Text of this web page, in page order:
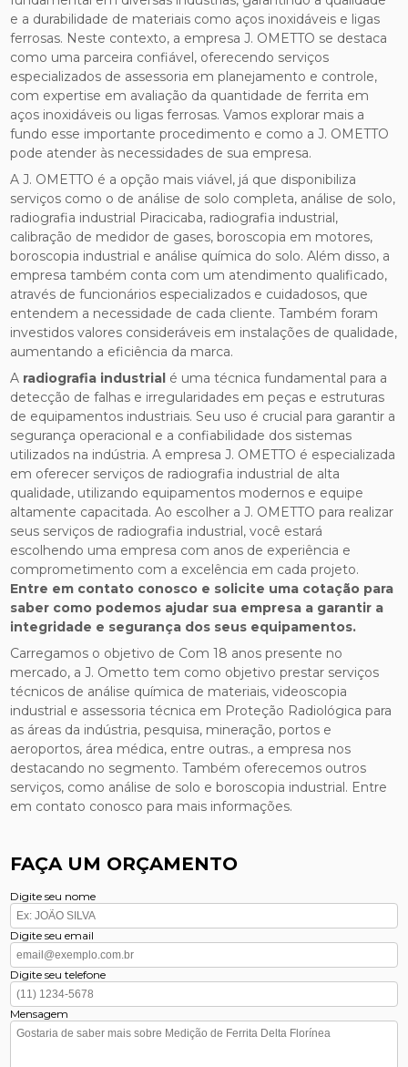
e a durabilidade de materiais como aços inoxidáveis e ligas
ferrosas. Neste contexto, a empresa J. OMETTO se destaca
como uma parceira confiável, oferecendo serviços
especializados de assessoria em planejamento e controle,
com expertise em avaliação da quantidade de ferrita em
aços inoxidáveis ou ligas ferrosas. Vamos explorar mais a
fundo esse importante procedimento e como a J. OMETTO
pode atender às necessidades de sua empresa.
A J. OMETTO é a opção mais viável, já que disponibiliza
serviços como o de análise de solo completa, análise de solo,
radiografia industrial Piracicaba, radiografia industrial,
calibração de medidor de gases, boroscopia em motores,
boroscopia industrial e análise química do solo. Além disso, a
empresa também conta com um atendimento qualificado,
através de funcionários especializados e cuidadosos, que
entendem a necessidade de cada cliente. Também foram
investidos valores consideráveis em instalações de qualidade,
aumentando a eficiência da marca.
A radiografia industrial é uma técnica fundamental para a
detecção de falhas e irregularidades em peças e estruturas
de equipamentos industriais. Seu uso é crucial para garantir a
segurança operacional e a confiabilidade dos sistemas
utilizados na indústria. A empresa J. OMETTO é especializada
em oferecer serviços de radiografia industrial de alta
qualidade, utilizando equipamentos modernos e equipe
altamente capacitada. Ao escolher a J. OMETTO para realizar
seus serviços de radiografia industrial, você estará
escolhendo uma empresa com anos de experiência e
comprometimento com a excelência em cada projeto.
Entre em contato conosco e solicite uma cotação para
saber como podemos ajudar sua empresa a garantir a
integridade e segurança dos seus equipamentos.
Carregamos o objetivo de Com 18 anos presente no
mercado, a J. Ometto tem como objetivo prestar serviços
técnicos de análise química de materiais, videoscopia
industrial e assessoria técnica em Proteção Radiológica para
as áreas da indústria, pesquisa, mineração, portos e
aeroportos, área médica, entre outras., a empresa nos
destacando no segmento. Também oferecemos outros
serviços, como análise de solo e boroscopia industrial. Entre
em contato conosco para mais informações.
FAÇA UM ORÇAMENTO
Digite seu nome
Digite seu email
Digite seu telefone
Mensagem